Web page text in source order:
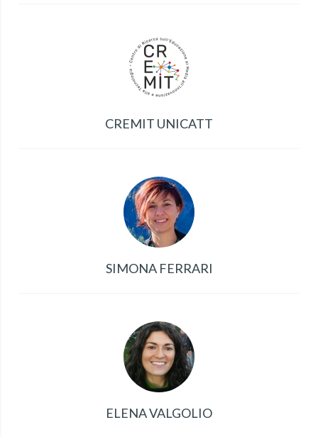
CREMIT UNICATT
SIMONA FERRARI
ELENA VALGOLIO